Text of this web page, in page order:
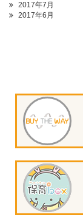
2017年7月
2017年6月